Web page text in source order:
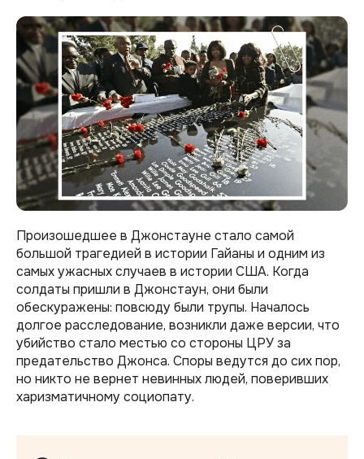
Произошедшее в Джонстауне стало самой
большой трагедией в истории Гайаны и одним из
самых ужасных случаев в истории США. Когда
солдаты пришли в Джонстаун, они были
обескуражены: повсюду были трупы. Началось
долгое расследование, возникли даже версии, что
убийство стало местью со стороны ЦРУ за
предательство Джонса. Споры ведутся до сих пор,
но никто не вернет невинных людей, поверивших
харизматичному социопату.